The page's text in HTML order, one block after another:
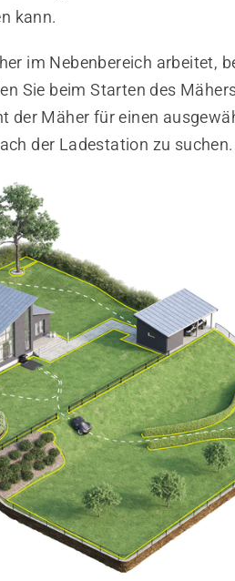
kann.
im Nebenbereich arbeitet,
Sie beim Starten des
der Mäher für einen
der Ladestation zu suchen.